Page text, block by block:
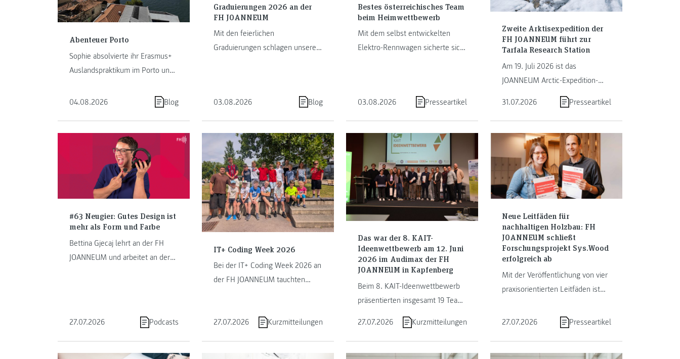
Abenteuer Porto
Sophie absolvierte ihr Erasmus+
Auslandspraktikum im Porto und
Portugal.
04.08.2026 Blog
Graduierungen 2026 an der
FH JOANNEUM
Mit den feierlichen
Graduierungen schlagen unsere
diesem Meilenstein und wünscht
Lebensabschnitt.
03.08.2026 Blog
Bestes österreichisches Team
beim Heimwettbewerb
Mit dem selbst entwickelten
Elektro-Rennwagen sicherte sich
Austria den zweiten Platz in der
03.08.2026 Presseartikel
Zweite Arktisexpedition der
FH JOANNEUM führt zur
Tarfala Research Station
Am 19. Juli 2026 ist das
JOANNEUM Arctic-Expedition-
Team (AET) der FH JOANNEUM
31.07.2026 Presseartikel
#63 Neugier: Gutes Design ist
mehr als Form und Farbe
Bettina Gjecaj lehrt an der FH
JOANNEUM und arbeitet an der
27.07.2026 Podcasts
IT+ Coding Week 2026
Bei der IT+ Coding Week 2026 an
der FH JOANNEUM tauchten
Mit micro:bit, Sensoren,
MakeCode Arcade entwickelten
27.07.2026 Kurzmitteilungen
Das war der 8. KAIT-
Ideenwettbewerb am 12. Juni
2026 im Audimax der FH
JOANNEUM in Kapfenberg
Beim 8. KAIT-Ideenwettbewerb
präsentierten insgesamt 19 Teams
ihre Geschäftsideen.
27.07.2026 Kurzmitteilungen
Neue Leitfäden für
nachhaltigen Holzbau: FH
JOANNEUM schließt
Forschungsprojekt Sys.Wood
erfolgreich ab
Mit der Veröffentlichung von vier
praxisorientierten Leitfäden ist
– Systemoptimierung im
österreichischen Holzbau“
27.07.2026 Presseartikel